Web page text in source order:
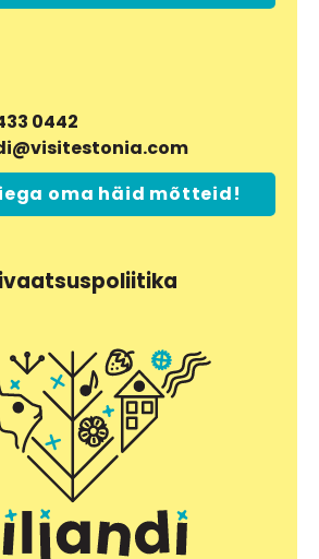
0442
oma häid mõtteid!